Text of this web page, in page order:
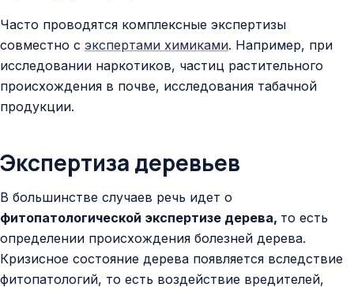
Часто проводятся комплексные экспертизы
совместно с экспертами химиками. Например, при
исследовании наркотиков, частиц растительного
происхождения в почве, исследования табачной
продукции.
Экспертиза деревьев
В большинстве случаев речь идет о
фитопатологической экспертизе дерева, то есть
определении происхождения болезней дерева.
Кризисное состояние дерева появляется вследствие
фитопатологий, то есть воздействие вредителей,